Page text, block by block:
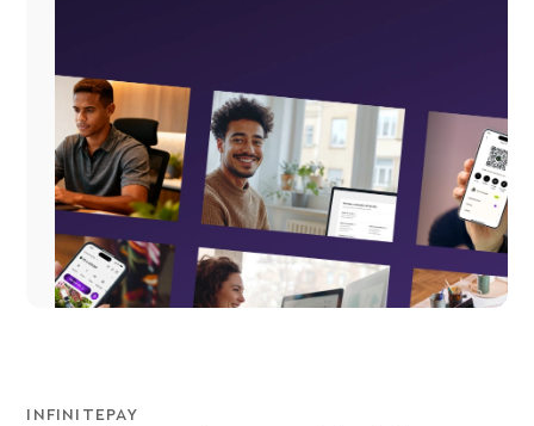
INFINITEPAY